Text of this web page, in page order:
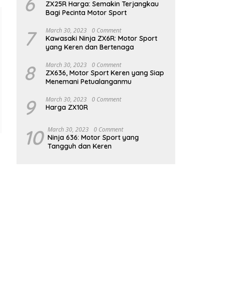
ZX25R Harga: Semakin Terjangkau
Bagi Pecinta Motor Sport
7 March 30, 2023 0 Comment
Kawasaki Ninja ZX6R: Motor Sport
yang Keren dan Bertenaga
8 March 30, 2023 0 Comment
ZX636, Motor Sport Keren yang Siap
Menemani Petualanganmu
9 March 30, 2023 0 Comment
Harga ZX10R
10 March 30, 2023 0 Comment
Ninja 636: Motor Sport yang
Tangguh dan Keren